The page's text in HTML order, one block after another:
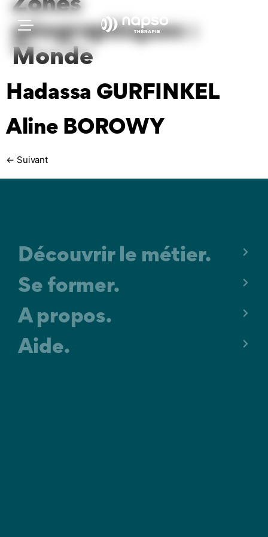
Zones
géographiques :
Monde
Hadassa GURFINKEL
Aline BOROWY
← Suivant
Découvrir le métier.
Se former.
A propos.
Aide.